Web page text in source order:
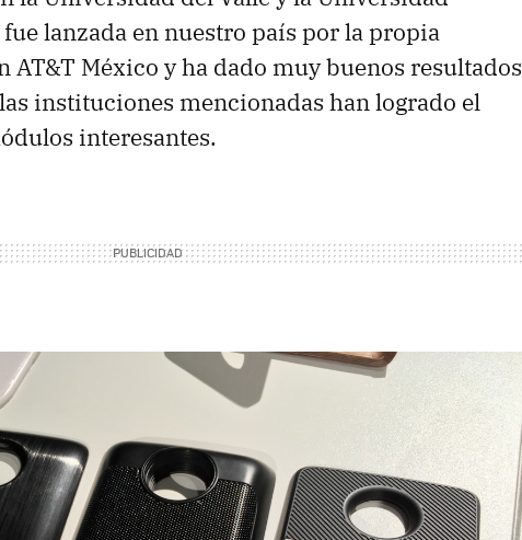
lanzada en nuestro país por la propia
AT&T México y ha dado muy buenos resultados
instituciones mencionadas han logrado el
interesantes.